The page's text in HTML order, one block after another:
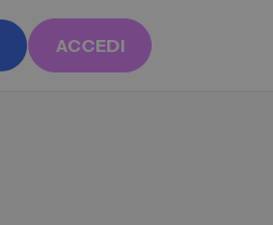
ACCEDI